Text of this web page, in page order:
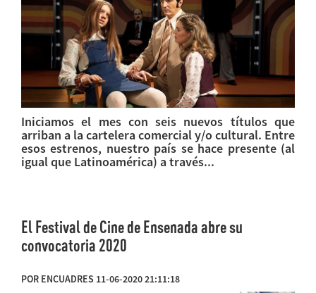
Iniciamos el mes con seis nuevos títulos que
arriban a la cartelera comercial y/o cultural. Entre
esos estrenos, nuestro país se hace presente (al
igual que Latinoamérica) a través...
El Festival de Cine de Ensenada abre su
convocatoria 2020
POR ENCUADRES 11-06-2020 21:11:18